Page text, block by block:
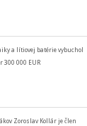
a lítiovej batérie vybuchol
300 000 EUR
Zoroslav Kollár je člen